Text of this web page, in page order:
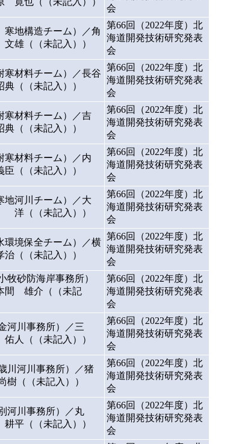
会
地構造チーム）／角
（（未記入））
第66回（2022年度）北
海道開発技術研究発表
会
材料チーム）／長谷
（（未記入））
第66回（2022年度）北
海道開発技術研究発表
会
材料チーム）／吉
（（未記入））
第66回（2022年度）北
海道開発技術研究発表
会
材料チーム）／内
（（未記入））
第66回（2022年度）北
海道開発技術研究発表
会
河川チーム）／大
（（未記入））
第66回（2022年度）北
海道開発技術研究発表
会
境保全チーム）／横
（（未記入））
第66回（2022年度）北
海道開発技術研究発表
会
砂防海岸事務所）
間 雄介（（未記
第66回（2022年度）北
海道開発技術研究発表
会
河川事務所）／三
人（（未記入））
第66回（2022年度）北
海道開発技術研究発表
会
河川事務所）／猪
（（未記入））
第66回（2022年度）北
海道開発技術研究発表
会
河川事務所）／丸
平（（未記入））
第66回（2022年度）北
海道開発技術研究発表
会